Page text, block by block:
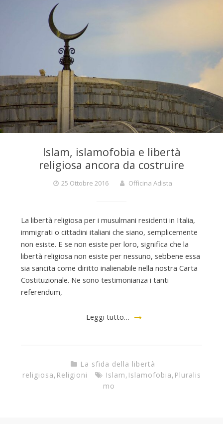
Islam, islamofobia e libertà
religiosa ancora da costruire
25 Ottobre 2016 Officina Adista
La libertà religiosa per i musulmani residenti in Italia,
immigrati o cittadini italiani che siano, semplicemente
non esiste. E se non esiste per loro, significa che la
libertà religiosa non esiste per nessuno, sebbene essa
sia sancita come diritto inalienabile nella nostra Carta
Costituzionale. Ne sono testimonianza i tanti
referendum,
Leggi tutto…
La sfida della libertà
religiosa, Religioni Islam, Islamofobia, Pluralis
mo